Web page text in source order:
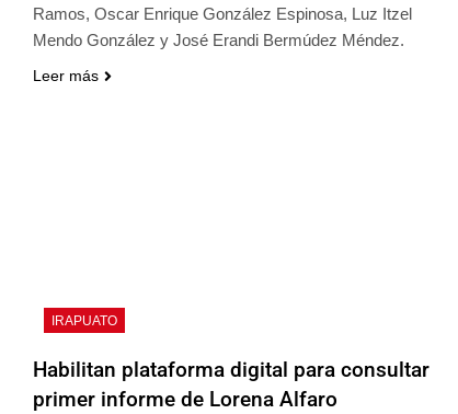
Ramos, Oscar Enrique González Espinosa, Luz Itzel
Mendo González y José Erandi Bermúdez Méndez.
Leer más
IRAPUATO
Habilitan plataforma digital para consultar
primer informe de Lorena Alfaro